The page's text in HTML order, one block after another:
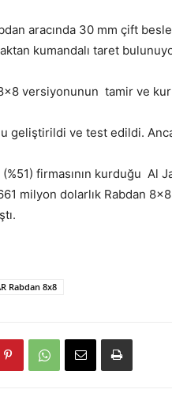
aracında 30 mm çift
kumandalı taret
versiyonunun tamir ve
geliştirildi ve test edildi.
firmasının kurduğu Al
milyon dolarlık Rabdan
Rabdan 8x8